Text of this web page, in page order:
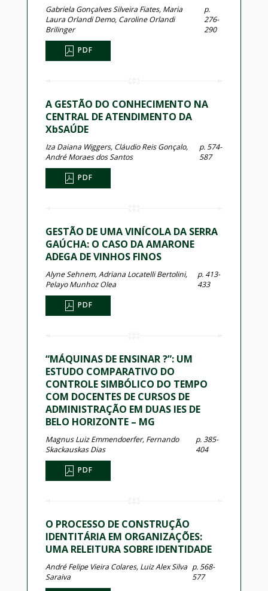
Gabriela Gonçalves Silveira Fiates, Maria
Laura Orlandi Demo, Caroline Orlandi
Brilinger
p.
276-
290
PDF
A GESTÃO DO CONHECIMENTO NA
CENTRAL DE ATENDIMENTO DA
XbSAÚDE
Iza Daiana Wiggers, Cláudio Reis Gonçalo,
André Moraes dos Santos
p. 574-
587
PDF
GESTÃO DE UMA VINÍCOLA DA SERRA
GAÚCHA: O CASO DA AMARONE
ADEGA DE VINHOS FINOS
Alyne Sehnem, Adriana Locatelli Bertolini,
Pelayo Munhoz Olea
p. 413-
433
PDF
“MÁQUINAS DE ENSINAR ?”: UM
ESTUDO COMPARATIVO DO
CONTROLE SIMBÓLICO DO TEMPO
COM DOCENTES DE CURSOS DE
ADMINISTRAÇÃO EM DUAS IES DE
BELO HORIZONTE – MG
Magnus Luiz Emmendoerfer, Fernando
Skackauskas Dias
p. 385-
404
PDF
O PROCESSO DE CONSTRUÇÃO
IDENTITÁRIA EM ORGANIZAÇÕES:
UMA RELEITURA SOBRE IDENTIDADE
André Felipe Vieira Colares, Luiz Alex Silva
Saraiva
p. 568-
577